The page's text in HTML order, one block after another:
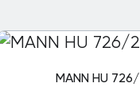
MANN HU